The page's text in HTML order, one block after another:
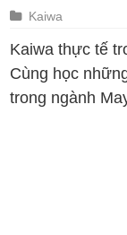
Kaiwa
Kaiwa thực tế
Cùng học
trong ngành